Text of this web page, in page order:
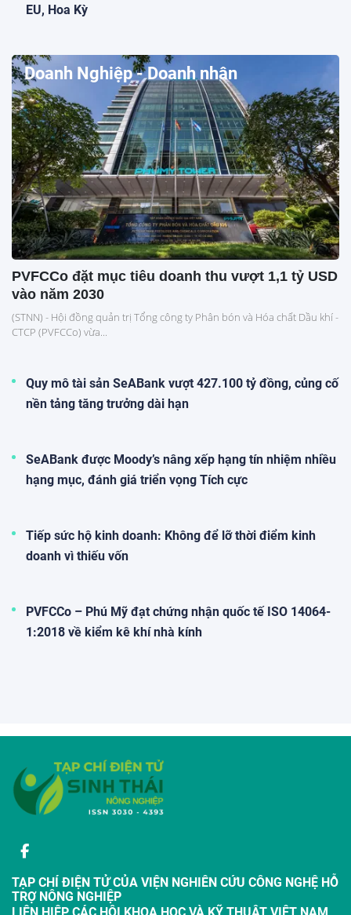
EU, Hoa Kỳ
Doanh Nghiệp - Doanh nhân
PVFCCo đặt mục tiêu doanh thu vượt 1,1 tỷ USD
vào năm 2030
(STNN) - Hội đồng quản trị Tổng công ty Phân bón và Hóa chất Dầu khí -
CTCP (PVFCCo) vừa...
Quy mô tài sản SeABank vượt 427.100 tỷ đồng, củng cố
nền tảng tăng trưởng dài hạn
SeABank được Moody’s nâng xếp hạng tín nhiệm nhiều
hạng mục, đánh giá triển vọng Tích cực
Tiếp sức hộ kinh doanh: Không để lỡ thời điểm kinh
doanh vì thiếu vốn
PVFCCo – Phú Mỹ đạt chứng nhận quốc tế ISO 14064-
1:2018 về kiểm kê khí nhà kính
TẠP CHÍ ĐIỆN TỬ CỦA VIỆN NGHIÊN CỨU CÔNG NGHỆ HỖ
TRỢ NÔNG NGHIỆP